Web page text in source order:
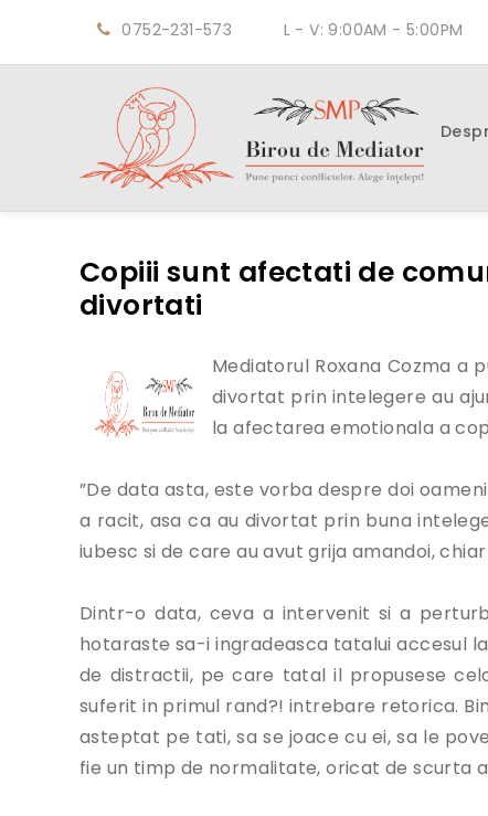
0752-231-573 L - V: 9:00AM - 5:00PM
Copiii sunt afectati de
divortati
Mediatorul Roxana Cozma a
divortat prin intelegere au
la afectarea emotionala a
”De data asta, este vorba despre doi
a racit, asa ca au divortat prin buna
iubesc si de care au avut grija amandoi,
Dintr-o data, ceva a intervenit si a
hotaraste sa-i ingradeasca tatalui accesul
de distractii, pe care tatal il propusese
suferit in primul rand?! intrebare retorica.
asteptat pe tati, sa se joace cu ei, sa le
fie un timp de normalitate, oricat de scurta